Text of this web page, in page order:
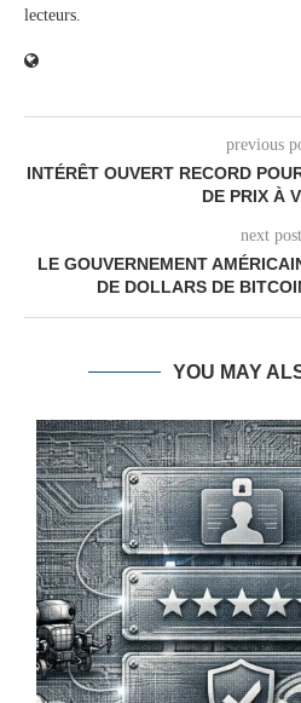
lecteurs.
previous
INTÉRÊT OUVERT RECORD
DE PRIX À
next post
LE GOUVERNEMENT
DE DOLLARS DE
YOU MAY